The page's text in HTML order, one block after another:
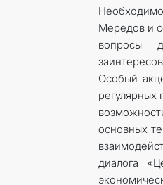
Мередов и
вопросы
Особый
регулярных
основных
диалога